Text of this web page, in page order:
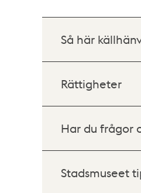
Så här
Rättigheter
Har du frågor
Stadsmuseet